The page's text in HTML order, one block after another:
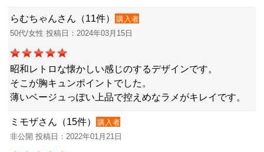
らむちゃんさん（11件）
購入者
50代/女性 投稿日：2024年03月15日
昭和レトロな懐かしい感じのするデザインです。
そこが胸キュンポイントでした。
薄いベージュっぽい上品で控えめなラメがキレイです。
ミモザさん（15件）
購入者
非公開 投稿日：2022年01月21日